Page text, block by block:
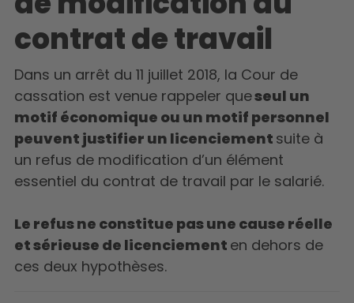
contrat de travail
Dans un arrêt du 11 juillet 2018, la Cour de
cassation est venue rappeler queseul un
motif économique ou un motif personnel
peuvent justifier un licenciement suite à
un refus de modification d’un élément
essentiel du contrat de travail par le salarié.
Le refus ne constitue pas une cause réelle
et sérieuse de licenciement en dehors de
ces deux hypothèses.